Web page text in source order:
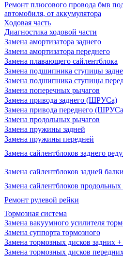
Ремонт плюсового провода бмв
автомобиля, от аккумулятора
Ходовая часть
Диагностика ходовой части
Замена амортизатора заднего
Замена амортизатора переднего
Замена плавающего сайлентблока
Замена подшипника ступицы
Замена подшипника ступицы
Замена поперечных рычагов
Замена привода заднего (ШРУСа)
Замена привода переднего
Замена продольных рычагов
Замена пружины задней
Замена пружины передней
Замена сайлентблоков заднего
Замена сайлентблоков задней балки
Замена сайлентблоков продольных
Ремонт рулевой рейки
Тормозная система
Замена вакуумного усилителя
Замена суппорта тормозного
Замена тормозных дисков задних +
Замена тормозных дисков